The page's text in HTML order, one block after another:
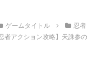
ゲームタイトル
忍者
者アクション攻略】天誅参の